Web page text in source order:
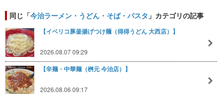
同じ「今治ラーメン・うどん・そば・パスタ 」カテゴリの記事
【イベリコ豚釜揚げつけ麺（得得うどん 大西店）】
2026.08.07 09:29
【辛麺・中華麺（桝元 今治店）】
2026.08.06 09:17